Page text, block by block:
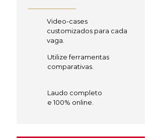
Video-cases
customizados para cada
vaga.
Utilize ferramentas
comparativas.
Laudo completo
e 100% online.